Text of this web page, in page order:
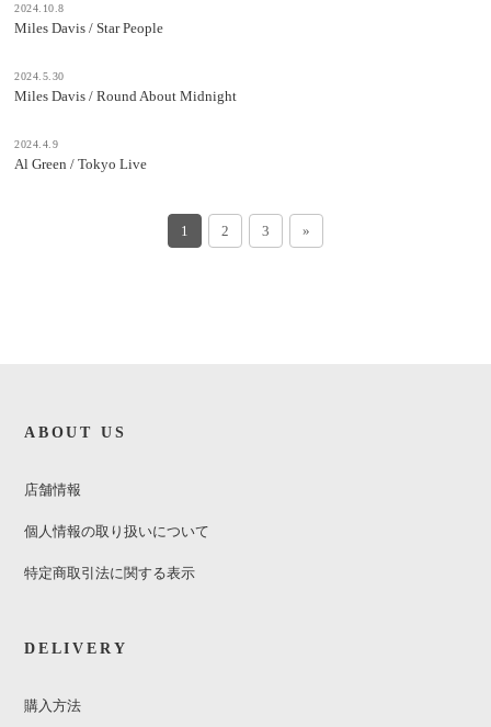
2024.10.8
Miles Davis / Star People
2024.5.30
Miles Davis / Round About Midnight
2024.4.9
Al Green / Tokyo Live
1 2 3 »
ABOUT US
店舗情報
個人情報の取り扱いについて
特定商取引法に関する表示
DELIVERY
購入方法